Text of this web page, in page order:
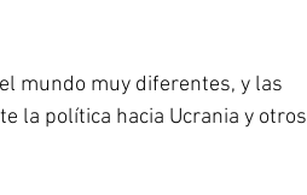
mundo muy diferentes, y las
la política hacia Ucrania y otros